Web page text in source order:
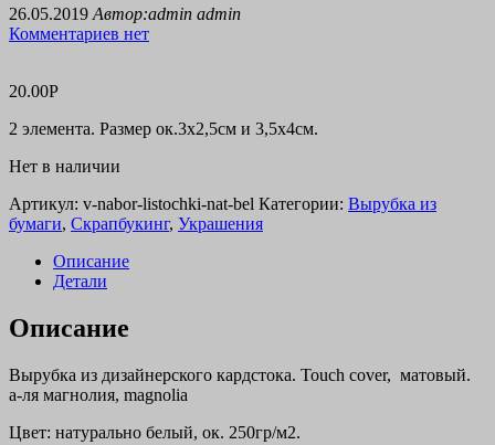
26.05.2019 Автор:admin admin
Комментариев нет
20.00Р
2 элемента. Размер ок.3х2,5см и 3,5х4см.
Нет в наличии
Артикул: v-nabor-listochki-nat-bel Категории: Вырубка из
бумаги, Скрапбукинг, Украшения
Описание
Детали
Описание
Вырубка из дизайнерского кардстока. Touch cover, матовый.
а-ля магнолия, magnolia
Цвет: натурально белый, ок. 250гр/м2.